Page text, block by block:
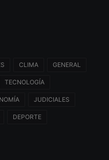
CLIMA GENERAL
TECNOLOGÍA
JUDICIALES
DEPORTE